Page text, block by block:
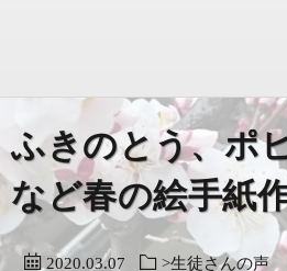
ふきのとう、ポ
など春の絵手紙
2020.03.07 >生徒さんの声